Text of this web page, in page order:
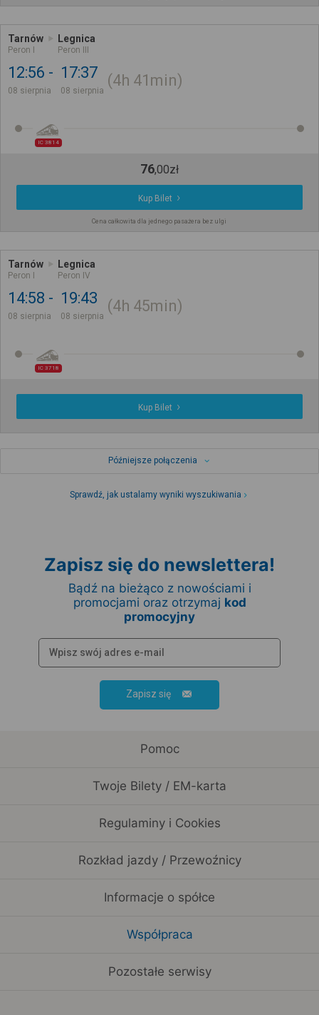
Tarnów
Peron I
Legnica
Peron III
12:56
08 sierpnia
17:37
08 sierpnia
4h 41min
IC 3814
76,00zł
Kup Bilet
Cena całkowita dla jednego pasażera bez ulgi
Tarnów
Peron I
Legnica
Peron IV
14:58
08 sierpnia
19:43
08 sierpnia
4h 45min
IC 3718
Kup Bilet
Późniejsze połączenia
Sprawdź, jak ustalamy wyniki wyszukiwania
Zapisz się do newslettera!
Bądź na bieżąco z nowościami i
promocjami oraz otrzymaj kod
promocyjny
Zapisz się
Pomoc
Twoje Bilety / EM-karta
Regulaminy i Cookies
Rozkład jazdy / Przewoźnicy
Informacje o spółce
Współpraca
Pozostałe serwisy